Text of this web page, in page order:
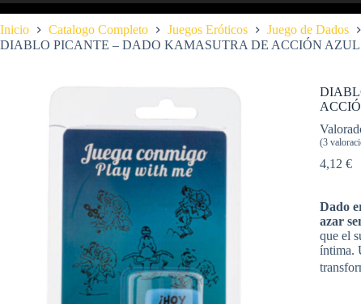
Inicio Catalogo Completo Juegos Eróticos
Juego de Dados
DIABLO PICANTE – DADO KAMASUTRA DE ACCIÓN AZUL
(3
4,12 €
Dado
azar
que el
íntima.